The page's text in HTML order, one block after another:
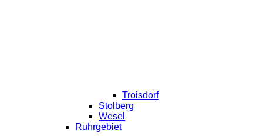
Troisdorf
Stolberg
Wesel
Ruhrgebiet